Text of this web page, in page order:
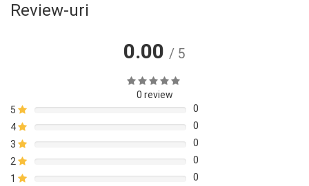
Review-uri
0.00 / 5
0 review
5
0
4
0
3
0
2
0
1
0